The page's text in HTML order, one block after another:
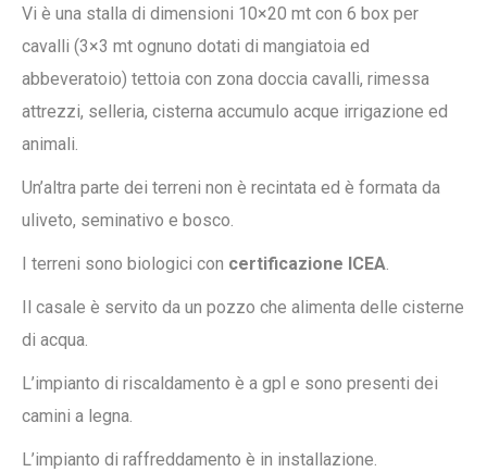
Vi è una stalla di dimensioni 10×20 mt con 6 box per
cavalli (3×3 mt ognuno dotati di mangiatoia ed
abbeveratoio) tettoia con zona doccia cavalli, rimessa
attrezzi, selleria, cisterna accumulo acque irrigazione ed
animali.
Un’altra parte dei terreni non è recintata ed è formata da
uliveto, seminativo e bosco.
I terreni sono biologici con certificazione ICEA.
Il casale è servito da un pozzo che alimenta delle cisterne
di acqua.
L’impianto di riscaldamento è a gpl e sono presenti dei
camini a legna.
L’impianto di raffreddamento è in installazione.